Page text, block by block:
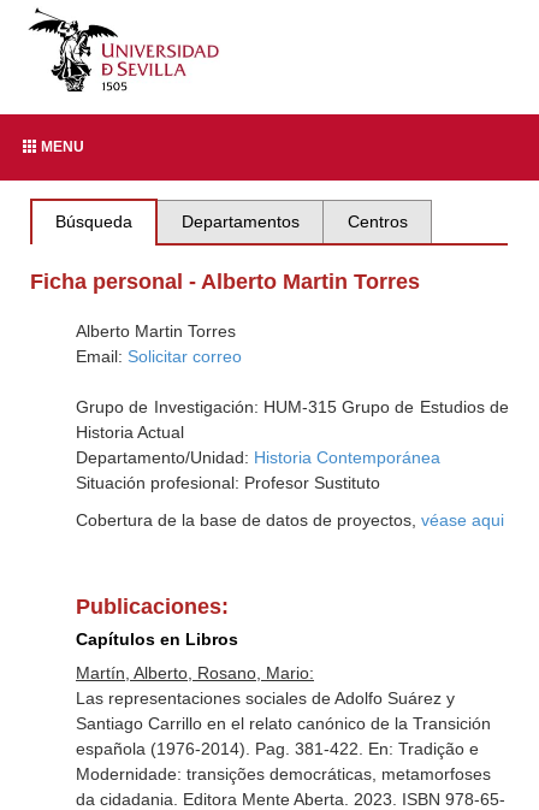
MENU
Búsqueda Departamentos Centros
Ficha personal - Alberto Martin Torres
Alberto Martin Torres
Email: Solicitar correo
Grupo de Investigación: HUM-315 Grupo de Estudios de
Historia Actual
Departamento/Unidad: Historia Contemporánea
Situación profesional: Profesor Sustituto
Cobertura de la base de datos de proyectos, véase aqui
Publicaciones:
Capítulos en Libros
Martín, Alberto, Rosano, Mario:
Las representaciones sociales de Adolfo Suárez y
Santiago Carrillo en el relato canónico de la Transición
española (1976-2014). Pag. 381-422. En: Tradição e
Modernidade: transições democráticas, metamorfoses
da cidadania . Editora Mente Aberta. 2023. ISBN 978-65-